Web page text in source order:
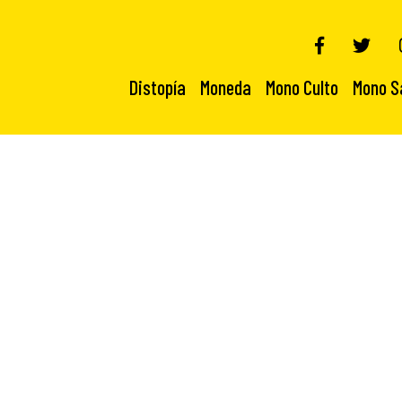
Distopía Moneda Mono Culto Mono